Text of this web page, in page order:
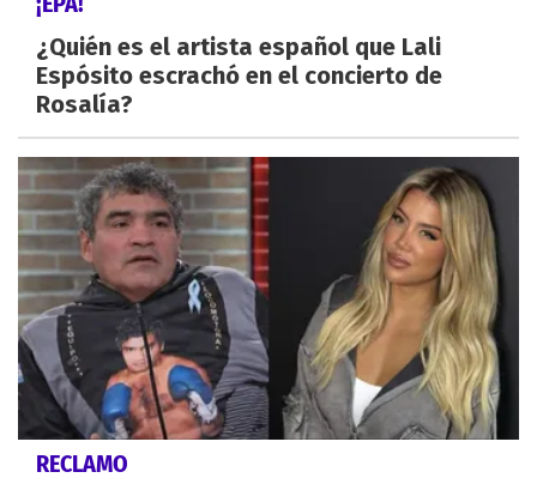
¿Quién es el artista español que Lali
Espósito escrachó en el concierto de
Rosalía?
RECLAMO